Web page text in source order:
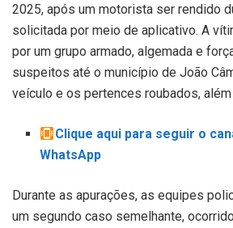
2025, após um motorista ser rendido
solicitada por meio de aplicativo. A
por um grupo armado, algemada e
suspeitos até o município de João
veículo e os pertences roubados,
Clique aqui para seguir o
WhatsApp
Durante as apurações, as equipes
um segundo caso semelhante,